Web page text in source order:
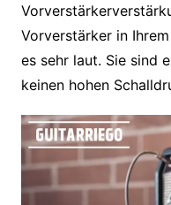
Vorverstärker in
es sehr laut. Sie sind
keinen hohen